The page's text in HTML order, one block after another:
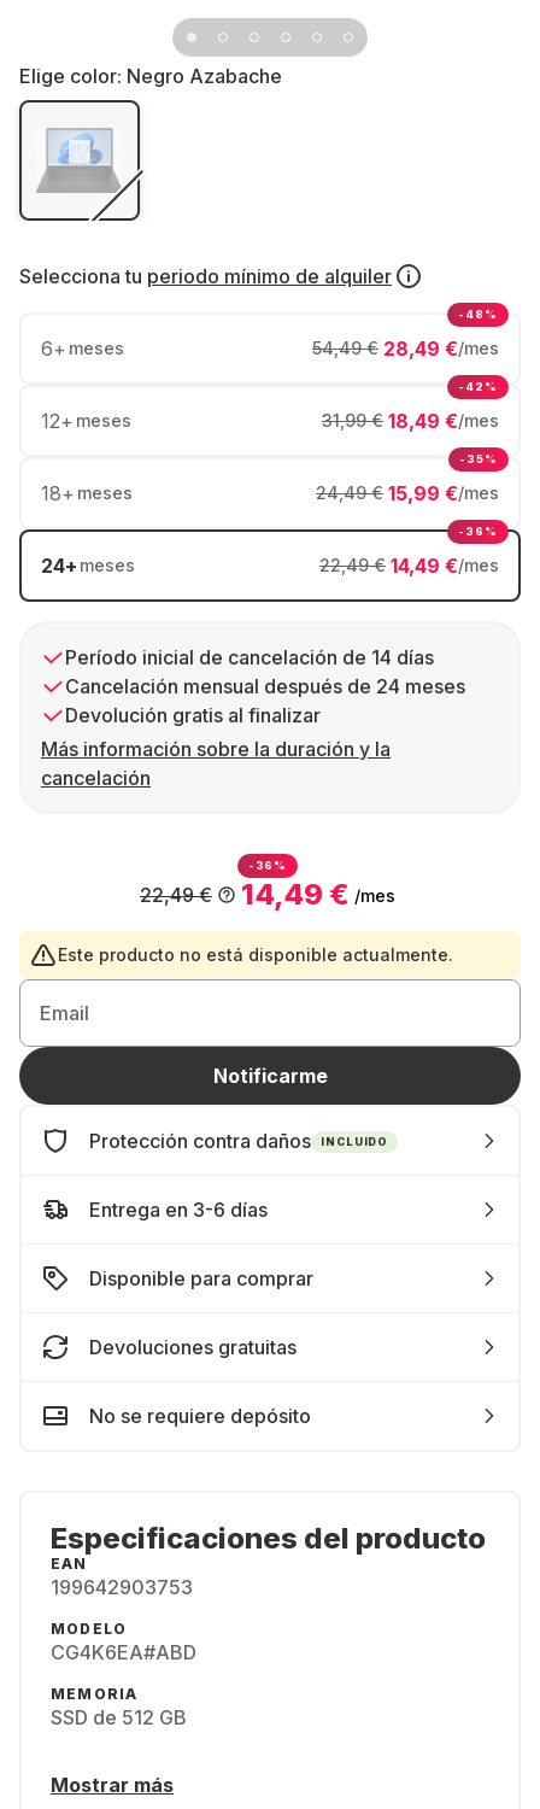
Elige color: Negro Azabache
Selecciona tu periodo mínimo de alquiler
6+ meses 28,49 €/mes
54,49 €
-48%
12+ meses 18,49 €/mes
31,99 €
-42%
18+ meses 15,99 €/mes
24,49 €
-35%
24+ meses 14,49 €/mes
22,49 €
-36%
Período inicial de cancelación de 14 días
Cancelación mensual después de 24 meses
Devolución gratis al finalizar
Más información sobre la duración y la
cancelación
-36%
14,49 € /mes
22,49 €
Este producto no está disponible actualmente.
Email
Notificarme
Protección contra daños INCLUIDO
Entrega en 3-6 días
Disponible para comprar
Devoluciones gratuitas
No se requiere depósito
Especificaciones del producto
EAN
199642903753
MODELO
CG4K6EA#ABD
MEMORIA
SSD de 512 GB
Mostrar más